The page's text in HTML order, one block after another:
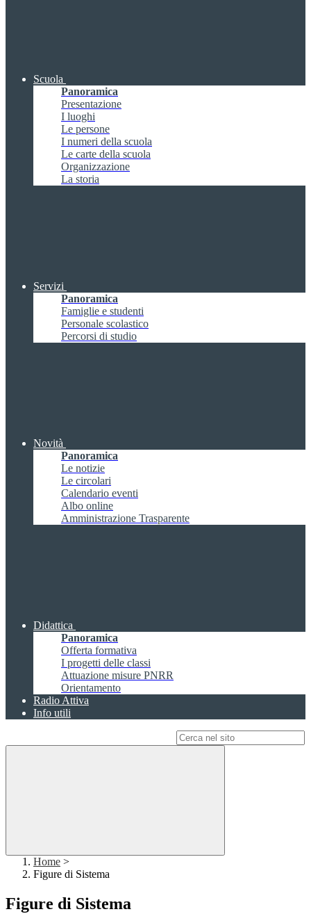
Scuola
Panoramica
Presentazione
I luoghi
Le persone
I numeri della scuola
Le carte della scuola
Organizzazione
La storia
Servizi
Panoramica
Famiglie e studenti
Personale scolastico
Percorsi di studio
Novità
Panoramica
Le notizie
Le circolari
Calendario eventi
Albo online
Amministrazione Trasparente
Didattica
Panoramica
Offerta formativa
I progetti delle classi
Attuazione misure PNRR
Orientamento
Radio Attiva
Info utili
Home >
Figure di Sistema
Figure di Sistema